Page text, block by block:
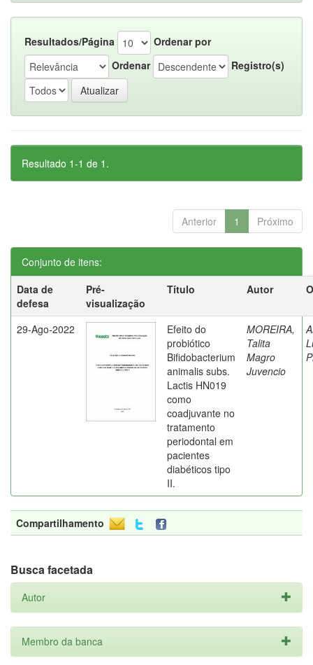
Resultados/Página
Ordenar por
Ordenar
Registro(s)
Resultado 1-1 de 1.
Anterior 1 Próximo
Conjunto de itens:
Data de
defesa
Pré-
visualização
Título Autor
29-Ago-2022
Efeito do
probiótico
Bifidobacterium
animalis subs.
Lactis HN019
como
coadjuvante no
tratamento
periodontal em
pacientes
diabéticos tipo
II.
MOREIRA,
Talita
Magro
Juvencio
Compartilhamento
Busca facetada
Autor
Membro da banca